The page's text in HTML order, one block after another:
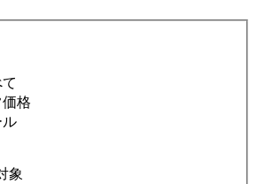
格
ル
象